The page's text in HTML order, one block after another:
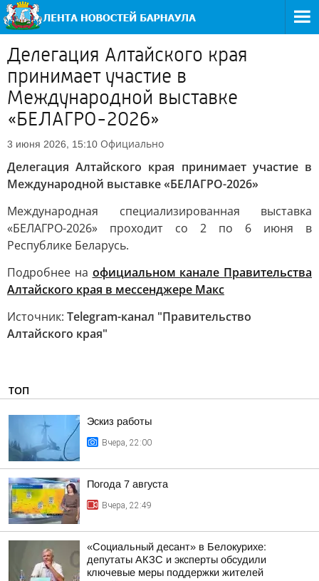
Делегация Алтайского края
принимает участие в
Международной выставке
«БЕЛАГРО-2026»
3 июня 2026, 15:10 Официально
Делегация Алтайского края принимает участие в
Международной выставке «БЕЛАГРО-2026»
Международная специализированная выставка
«БЕЛАГРО-2026» проходит со 2 по 6 июня в
Республике Беларусь.
Подробнее на официальном канале Правительства
Алтайского края в мессенджере Макс
Источник: Telegram-канал "Правительство
Алтайского края"
ТОП
Эскиз работы
Вчера, 22:00
Погода 7 августа
Вчера, 22:49
«Социальный десант» в Белокурихе:
депутаты АКЗС и эксперты обсудили
ключевые меры поддержки жителей